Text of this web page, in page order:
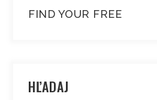
FIND YOUR FREE
HĽADAJ